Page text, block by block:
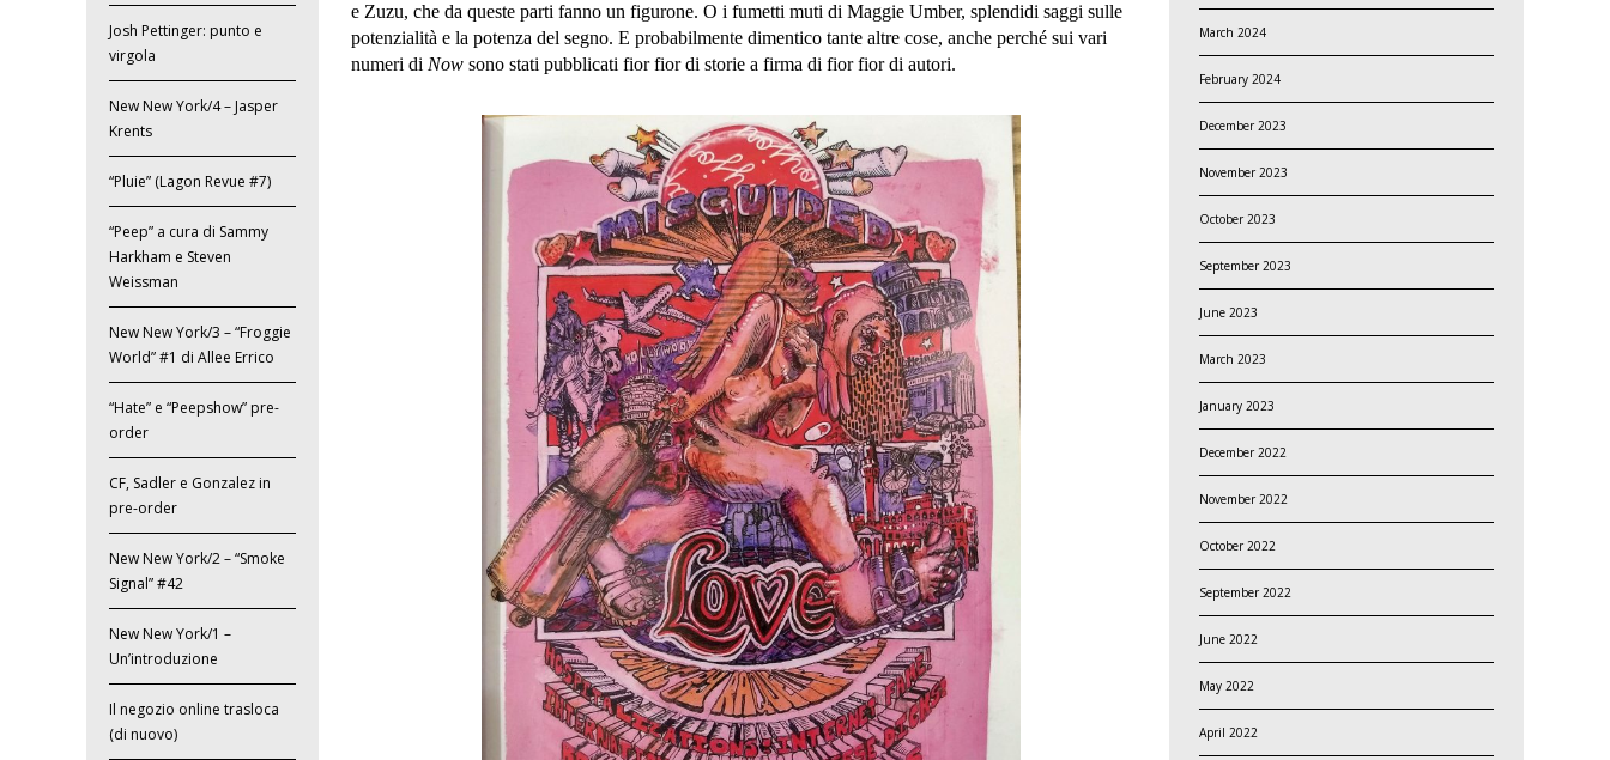
e Zuzu, che da queste parti fanno un figurone. O i fumetti muti di Maggie Umber, splendidi saggi sulle
potenzialità e la potenza del segno. E probabilmente dimentico tante altre cose, anche perché sui vari
numeri diNow sono stati pubblicati fior fior di storie a firma di fior fior di autori.
Josh Pettinger: punto e
virgola
New New York/4 – Jasper
Krents
“Pluie” (Lagon Revue #7)
“Peep” a cura di Sammy
Harkham e Steven
Weissman
New New York/3 – “Froggie
World” #1 di Allee Errico
“Hate” e “Peepshow” pre-
order
CF, Sadler e Gonzalez in
pre-order
New New York/2 – “Smoke
Signal” #42
New New York/1 –
Un’introduzione
Il negozio online trasloca
(di nuovo)
March 2024
February 2024
December 2023
November 2023
October 2023
September 2023
June 2023
March 2023
January 2023
December 2022
November 2022
October 2022
September 2022
June 2022
May 2022
April 2022